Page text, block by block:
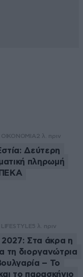
ΟΙΚΟΝΟΜΙΑ2 λ. πριν
Δεύτερη
πληρωμή
LIFESTYLE5 λ. πριν
Στα άκρα η
τη διοργανώτρια
– Το
το παρασκήνιο